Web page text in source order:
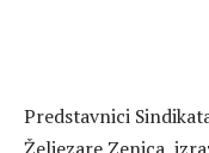
Predstavnici